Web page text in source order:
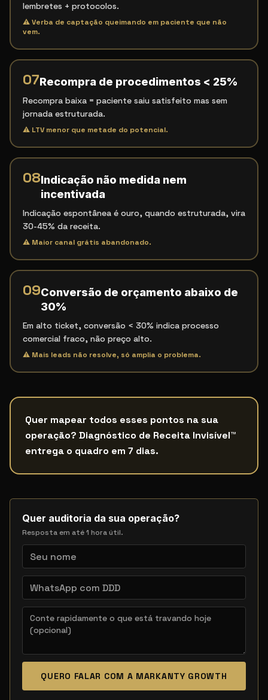
lembretes + protocolos.
⚠Verba de captação queimando em paciente que não
vem.
07Recompra de procedimentos < 25%
Recompra baixa = paciente saiu satisfeito mas sem
jornada estruturada.
⚠ LTV menor que metade do potencial.
08Indicação não medida nem
incentivada
Indicação espontânea é ouro, quando estruturada, vira
30-45% da receita.
⚠ Maior canal grátis abandonado.
09Conversão de orçamento abaixo de
30%
Em alto ticket, conversão < 30% indica processo
comercial fraco, não preço alto.
⚠ Mais leads não resolve, só amplia o problema.
Quer mapear todos esses pontos na sua
operação? Diagnóstico de Receita Invisível™
entrega o quadro em 7 dias.
Quer auditoria da sua operação?
Resposta em até 1 hora útil.
QUERO FALAR COM A MARKANTY GROWTH